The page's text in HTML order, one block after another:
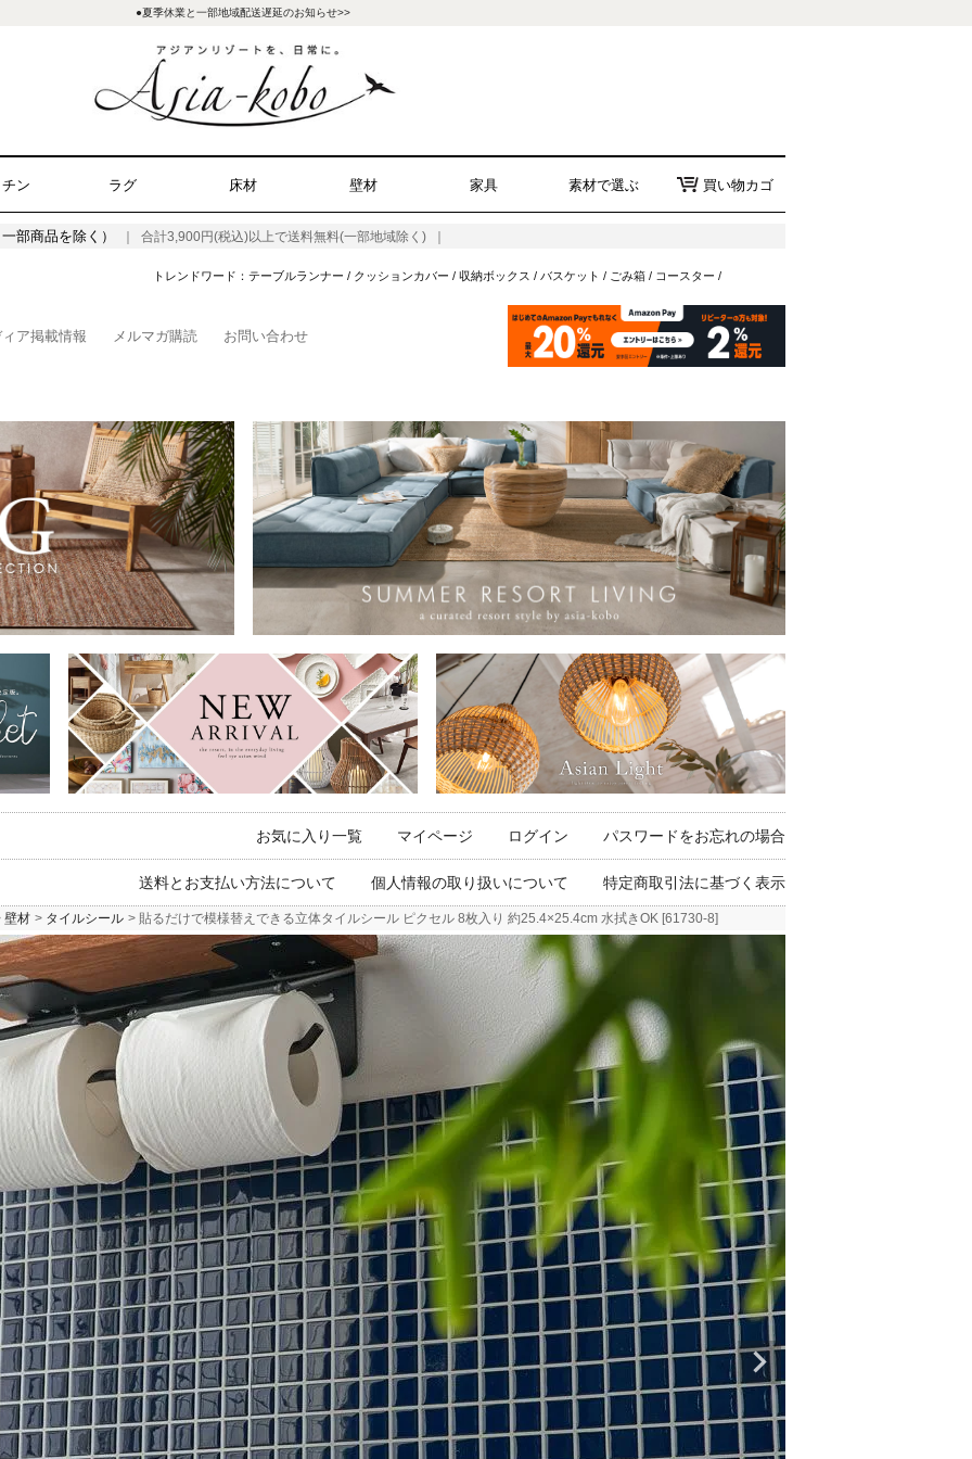
●夏季休業と一部地域配送遅延のお知らせ>>
ン ラグ 床材 壁材 家具 素材で選ぶ 買い物カゴ
部商品を除く） ｜ 合計3,900円(税込)以上で送料無料(一部地域除く) ｜
トレンドワード： テーブルランナー / クッションカバー / 収納ボックス / バスケット / ごみ箱/ コースター /
ア掲載情報 メルマガ購読 お問い合わせ
お気に入り一覧 マイページ ログイン パスワードをお忘れの場合
送料とお支払い方法について 個人情報の取り扱いについて 特定商取引法に基づく表示
壁材 タイルシール 貼るだけで模様替えできる立体タイルシール ピクセル 8枚入り 約25.4×25.4cm 水拭きOK [61730-8]